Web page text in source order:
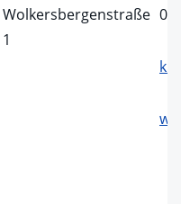
Wolkersbergenstraße
1